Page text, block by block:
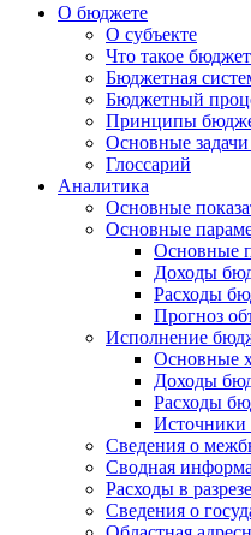
О бюджете
О субъекте
Что такое
Бюджетная
Бюджетный
Принципы
Основные
Глоссарий
Аналитика
Основные
Основные
Основные
Доходы
Расходы
Прогноз
Исполнение
Основные
Доходы
Расходы
Источники
Сведения о
Сводная
Расходы в
Сведения о